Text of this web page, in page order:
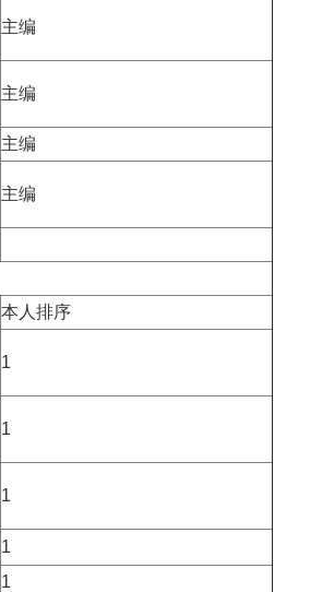
主编
主编
主编
主编
本人排序
1
1
1
1
1